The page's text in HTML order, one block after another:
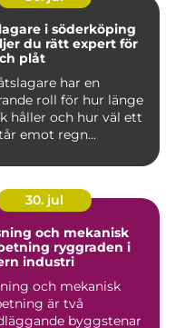
i söderköping
du rätt expert för
plåt
har en
roll för hur länge
håller och hur väl ett
emot regn...
30. jul
och mekanisk
ryggraden i
industri
och mekanisk
är två
byggstenar